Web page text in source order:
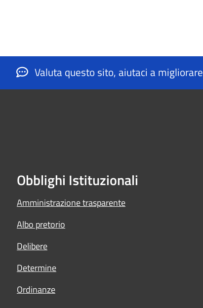
Valuta questo sito, aiutaci a migliorare
Obblighi Istituzionali
Amministrazione trasparente
Albo pretorio
Delibere
Determine
Ordinanze